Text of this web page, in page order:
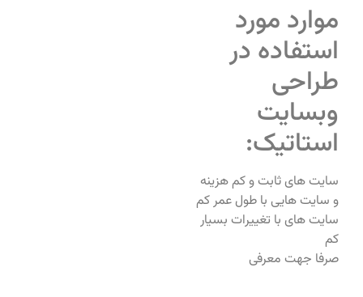
موارد مورد
استفاده در
طراحی
وبسایت
استاتیک:
سایت های ثابت و کم هزینه
و سایت هایی با طول عمر کم
سایت های با تغییرات بسیار
کم
صرفا جهت معرفی